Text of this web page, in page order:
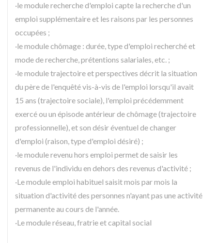
·le module recherche d'emploi capte la recherche d'un
emploi supplémentaire et les raisons par les personnes
occupées ;
·le module chômage : durée, type d'emploi recherché et
mode de recherche, prétentions salariales, etc. ;
·le module trajectoire et perspectives décrit la situation
du père de l'enquêté vis-à-vis de l'emploi lorsqu'il avait
15 ans (trajectoire sociale), l'emploi précédemment
exercé ou un épisode antérieur de chômage (trajectoire
professionnelle), et son désir éventuel de changer
d'emploi (raison, type d'emploi désiré) ;
·le module revenu hors emploi permet de saisir les
revenus de l'individu en dehors des revenus d'activité ;
·Le module emploi habituel saisit mois par mois la
situation d'activité des personnes n'ayant pas une activité
permanente au cours de l'année.
·Le module réseau, fratrie et capital social